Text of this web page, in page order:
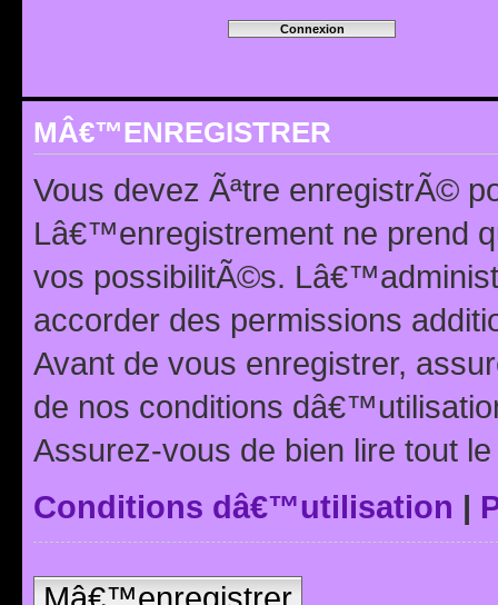
MÂ€™ENREGISTRER
Vous devez Ãªtre enregistrÃ©
Lâ€™enregistrement ne prend
vos possibilitÃ©s.
accorder des permissions
Avant de vous enregistrer,
de nos conditions
Assurez-vous de bien lire tout
Conditions dâ€™utilisation |
Mâ€™enregistrer